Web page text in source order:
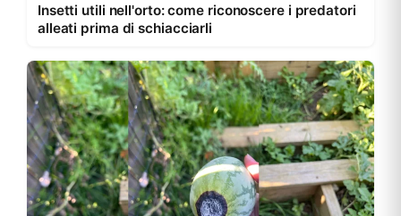
Insetti utili nell'orto: come riconoscere i predatori
alleati prima di schiacciarli